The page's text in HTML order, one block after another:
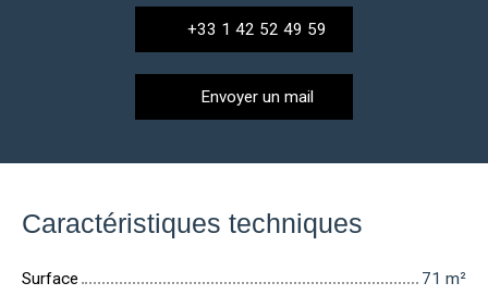
+33 1 42 52 49 59
Envoyer un mail
Caractéristiques techniques
Surface 71 m²